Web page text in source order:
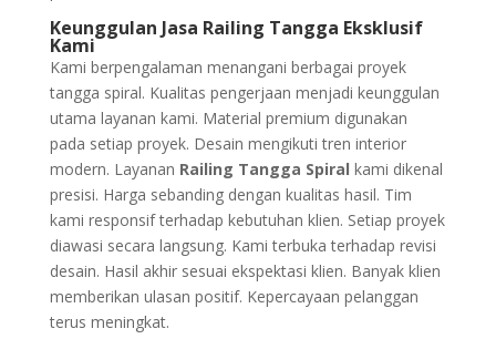
Keunggulan Jasa Railing Tangga Eksklusif
Kami
Kami berpengalaman menangani berbagai proyek
tangga spiral. Kualitas pengerjaan menjadi keunggulan
utama layanan kami. Material premium digunakan
pada setiap proyek. Desain mengikuti tren interior
modern. Layanan Railing Tangga Spiral kami dikenal
presisi. Harga sebanding dengan kualitas hasil. Tim
kami responsif terhadap kebutuhan klien. Setiap proyek
diawasi secara langsung. Kami terbuka terhadap revisi
desain. Hasil akhir sesuai ekspektasi klien. Banyak klien
memberikan ulasan positif. Kepercayaan pelanggan
terus meningkat.